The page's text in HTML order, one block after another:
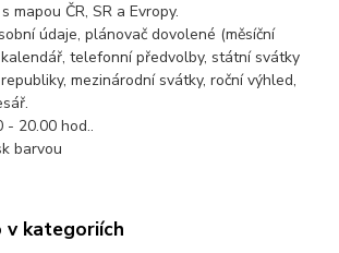
mapou ČR, SR a Evropy.
údaje, plánovač dovolené (měsíční
telefonní předvolby, státní svátky
mezinárodní svátky, roční výhled,
- 20.00 hod..
barvou
v kategoriích